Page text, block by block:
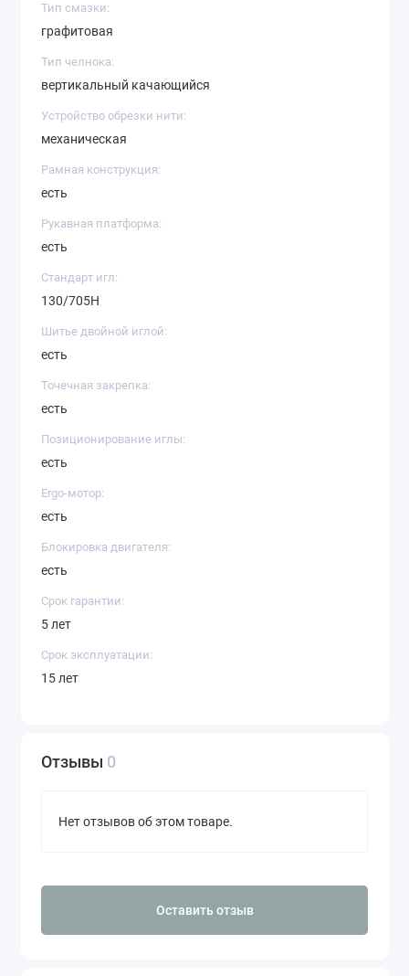
Тип смазки:
графитовая
Тип челнока:
вертикальный качающийся
Устройство обрезки нити:
механическая
Рамная конструкция:
есть
Рукавная платформа:
есть
Стандарт игл:
130/705H
Шитье двойной иглой:
есть
Точечная закрепка:
есть
Позиционирование иглы:
есть
Ergo-мотор:
есть
Блокировка двигателя:
есть
Срок гарантии:
5 лет
Срок эксплуатации:
15 лет
Отзывы 0
Нет отзывов об этом товаре.
Оставить отзыв